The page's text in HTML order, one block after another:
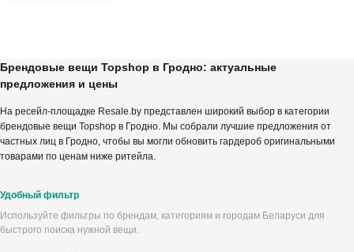
Брендовые вещи Topshop в Гродно: актуальные
предложения и цены
На ресейл-площадке Resale.by представлен широкий выбор в категории
брендовые вещи Topshop в Гродно. Мы собрали лучшие предложения от
частных лиц в Гродно, чтобы вы могли обновить гардероб оригинальными
товарами по ценам ниже ритейла.
Удобный фильтр
Используйте фильтры по брендам, категориям и городам Беларуси для
быстрого поиска нужной вещи.